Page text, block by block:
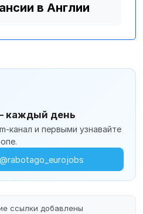
в Англии
каждый день
канал и первыми узнавайте
@rabotago_eurojobs
ссылки добавлены